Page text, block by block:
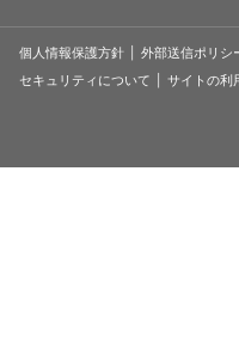
個人情報保護方針 外部送信ポリシ
セキュリティについて
サイトの利